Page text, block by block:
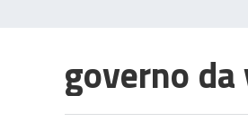
governo